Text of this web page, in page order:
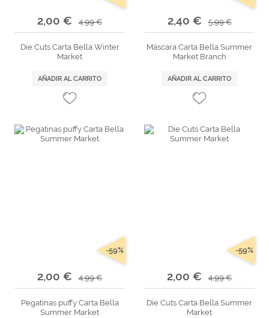
2,00 € 4,99 €
Die Cuts Carta Bella Winter
Market
AÑADIR AL CARRITO
2,40 € 5,99 €
Máscara Carta Bella Summer
Market Branch
AÑADIR AL CARRITO
2,00 € 4,99 €
-59%
Pegatinas puffy Carta Bella
Summer Market
2,00 € 4,99 €
-59%
Die Cuts Carta Bella Summer
Market